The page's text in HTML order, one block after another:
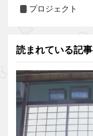
プロジェクト
読まれている記事